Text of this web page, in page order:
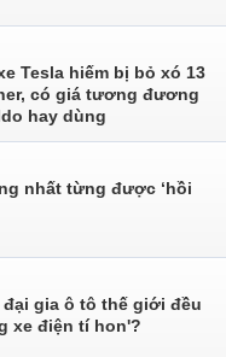
Tesla hiếm bị bỏ xó 13
có giá tương đương
hay dùng
nhất từng được ‘hồi
gia ô tô thế giới đều
xe điện tí hon'?